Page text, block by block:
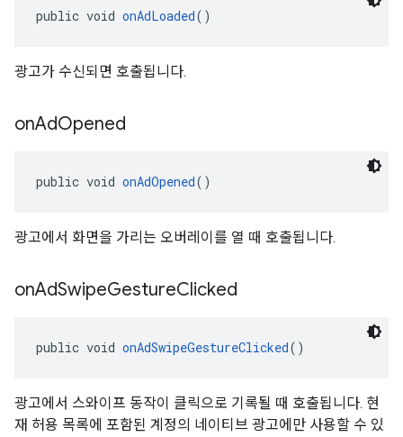
public void onAdLoaded()
광고가 수신되면 호출됩니다.
onAdOpened
public void onAdOpened()
광고에서 화면을 가리는 오버레이를 열 때 호출됩니다.
onAdSwipeGestureClicked
public void onAdSwipeGestureClicked()
광고에서 스와이프 동작이 클릭으로 기록될 때 호출됩니다. 현
재 허용 목록에 포함된 계정의 네이티브 광고에만 사용할 수 있